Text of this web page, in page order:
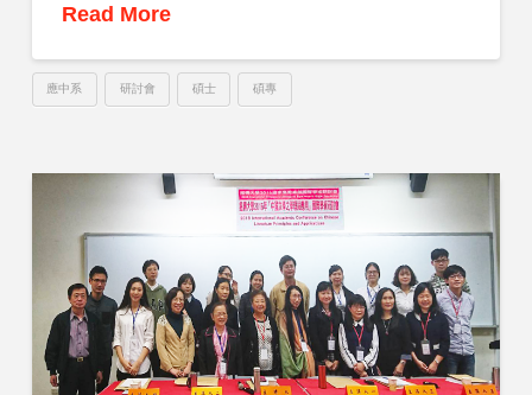
Read More
應中系 研討會 碩士 碩專